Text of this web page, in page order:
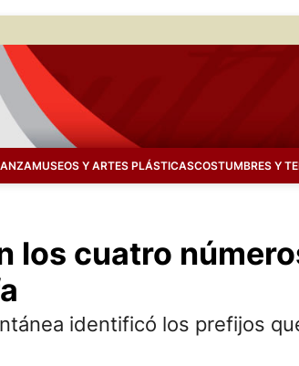
MUSEOS Y ARTES PLÁSTICASCOSTUMBRES Y
los cuatro
identificó los prefijos